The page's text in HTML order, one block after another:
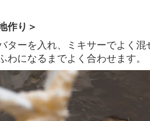
作り＞
ターを入れ、ミキサーでよく
わになるまでよく合わせます。